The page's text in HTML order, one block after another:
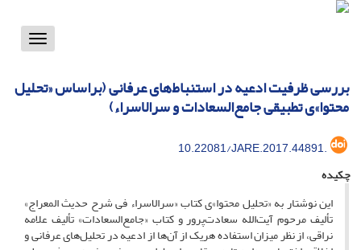
Toggle
بررسی ظرفیت ادعیه در استنباط‌های عرفانی (بر‌اساس «تحلیل
محتوا»ی تطبیقی جامع‌السعادات و سرالاسراء)
10.22081/JARE.2017.44891.
چکیده
این نوشتار به «تحلیل محتوا»ی کتاب «سرالاسراء فی شرح حدیث المعراج»
تألیف مرحوم آیت‌الله سعادت‌پرور و کتاب «جامع‌السعادات» تألیف علامه
‌نراقی، از‌ نظر میزان استفاده هر‌یک از آن‌ها از ادعیه در تحلیل‌های عرفانی و